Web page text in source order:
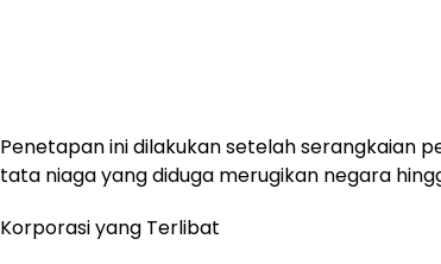
Penetapan ini dilakukan setelah serangkaian
tata niaga yang diduga merugikan negara
Korporasi yang Terlibat